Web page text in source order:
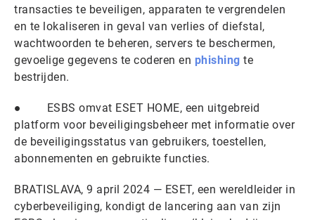
transacties te beveiligen, apparaten te vergrendelen
en te lokaliseren in geval van verlies of diefstal,
wachtwoorden te beheren, servers te beschermen,
gevoelige gegevens te coderen en phishing te
bestrijden.
● ESBS omvat ESET HOME, een uitgebreid
platform voor beveiligingsbeheer met informatie over
de beveiligingsstatus van gebruikers, toestellen,
abonnementen en gebruikte functies.
BRATISLAVA, 9 april 2024 — ESET, een wereldleider in
cyberbeveiliging, kondigt de lancering aan van zijn